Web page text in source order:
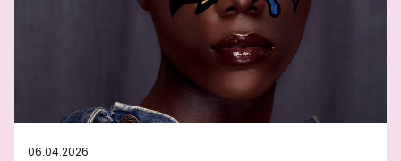
06.04.2026